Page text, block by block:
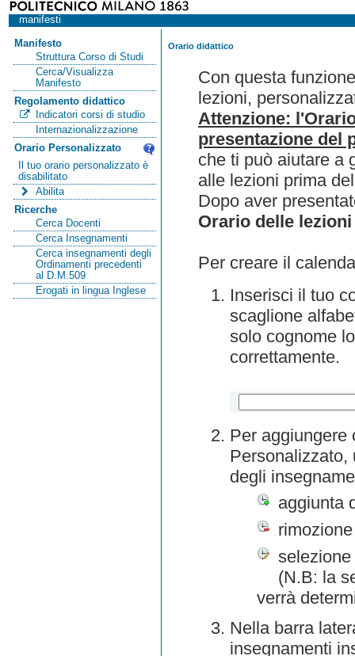
manifesti
Manifesto
Struttura Corso di Studi
Cerca/Visualizza
Manifesto
Regolamento didattico
Indicatori corsi di studio
Internazionalizzazione
Orario Personalizzato
Il tuo orario personalizzato è
disabilitato
Abilita
Ricerche
Cerca Docenti
Cerca Insegnamenti
Cerca insegnamenti degli
Ordinamenti precedenti
al D.M.509
Erogati in lingua Inglese
Orario didattico
Con questa
lezioni,
Attenzione:
presentazione del
che ti può aiutare a
alle lezioni prima
Dopo aver
Orario delle lezioni
Per creare il
Inserisci il tuo
scaglione
solo cognome
correttamente.
Per aggiungere
Personalizzato,
degli
aggiunta
(N.B: la
verrà
Nella barra
insegnamenti